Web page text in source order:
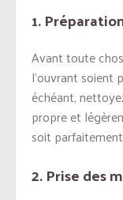
1.
Avant toute
l’ouvrant soient
échéant,
propre et
soit
2. Prise des